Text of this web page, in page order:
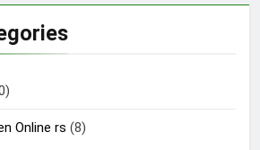
Online rs (8)